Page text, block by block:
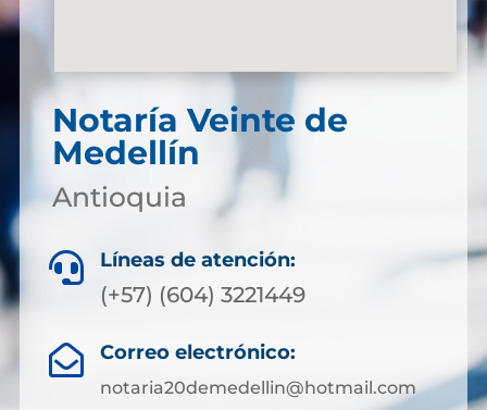
Notaría Veinte de
Medellín
Antioquia
 Líneas de atención:
(+57) (604) 3221449
 Correo electrónico:
notaria20demedellin@hotmail.com